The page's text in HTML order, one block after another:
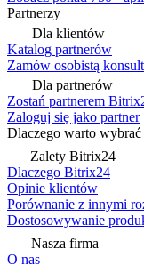
Partnerzy
Dla klientów
Katalog partnerów
Zamów osobistą
Dla partnerów
Zostań partnerem
Zaloguj się jako partner
Dlaczego warto
Zalety Bitrix24
Dlaczego Bitrix24
Opinie klientów
Porównanie z innymi
Dostosowywanie
Nasza firma
O nas